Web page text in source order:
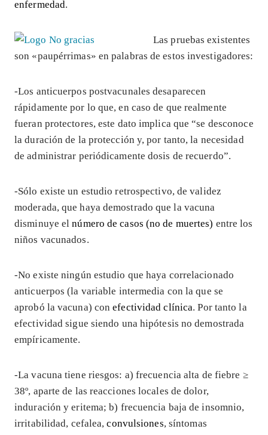
enfermedad.
Las pruebas existentes
son «paupérrimas» en palabras de estos investigadores:
-Los anticuerpos postvacunales desaparecen
rápidamente por lo que, en caso de que realmente
fueran protectores, este dato implica que “se desconoce
la duración de la protección y, por tanto, la necesidad
de administrar periódicamente dosis de recuerdo”.
-Sólo existe un estudio retrospectivo, de validez
moderada, que haya demostrado que la vacuna
disminuye elnúmero de casos (no de muertes) entre los
niños vacunados.
-No existe ningún estudio que haya correlacionado
anticuerpos (la variable intermedia con la que se
aprobó la vacuna) conefectividad clínica. Por tanto la
efectividad sigue siendo una hipótesis no demostrada
empíricamente.
-La vacuna tiene riesgos: a) frecuencia alta de fiebre ≥
38º, aparte de las reacciones locales de dolor,
induración y eritema; b) frecuencia baja de insomnio,
irritabilidad, cefalea,convulsiones, síntomas